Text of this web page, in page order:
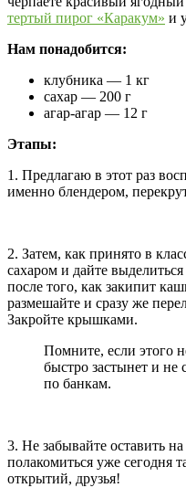
тертый пирог «Каракум» и
Нам понадобится:
клубника — 1 кг
сахар — 200 г
агар-агар — 12 г
Этапы:
1. Предлагаю в этот раз
именно блендером,
2. Затем, как принято в
сахаром и дайте
после того, как закипит
размешайте и сразу же
Закройте крышками.
Помните, если этого
быстро застынет и не
по банкам.
3. Не забывайте оставить
полакомиться уже
открытий, друзья!